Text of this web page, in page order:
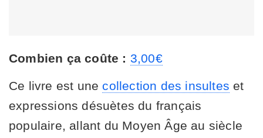
Combien ça coûte : 3,00€
Ce livre est une collection des insultes et
expressions désuètes du français
populaire, allant du Moyen Âge au siècle